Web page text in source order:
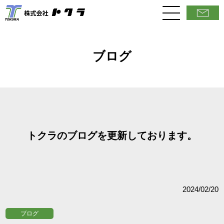
ブログ
トクラのブログを更新しております。
2024/02/20
ブログ